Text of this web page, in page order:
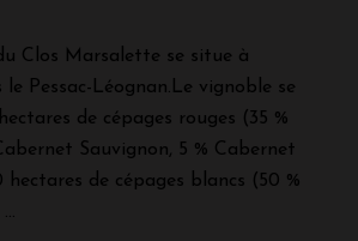
Clos Marsalette se situe à
Pessac-Léognan. Le vignoble se
de cépages rouges (35 %
Sauvignon, 5 % Cabernet
hectares de cépages blancs (50 %